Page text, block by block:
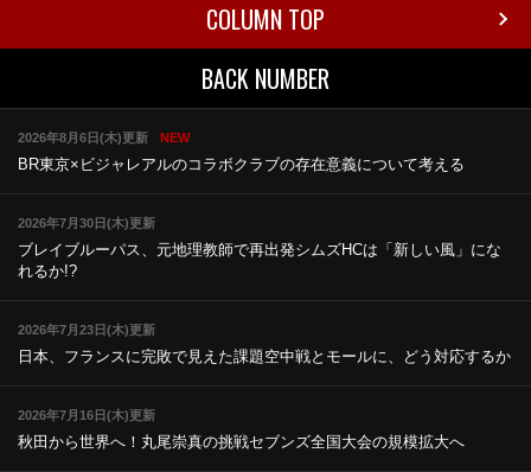
COLUMN TOP
BACK NUMBER
2026年8月6日(木)更新 NEW
BR東京×ビジャレアルのコラボクラブの存在意義について考える
2026年7月30日(木)更新
ブレイブルーパス、元地理教師で再出発シムズHCは「新しい風」にな
れるか!?
2026年7月23日(木)更新
日本、フランスに完敗で見えた課題空中戦とモールに、どう対応するか
2026年7月16日(木)更新
秋田から世界へ！丸尾崇真の挑戦セブンズ全国大会の規模拡大へ